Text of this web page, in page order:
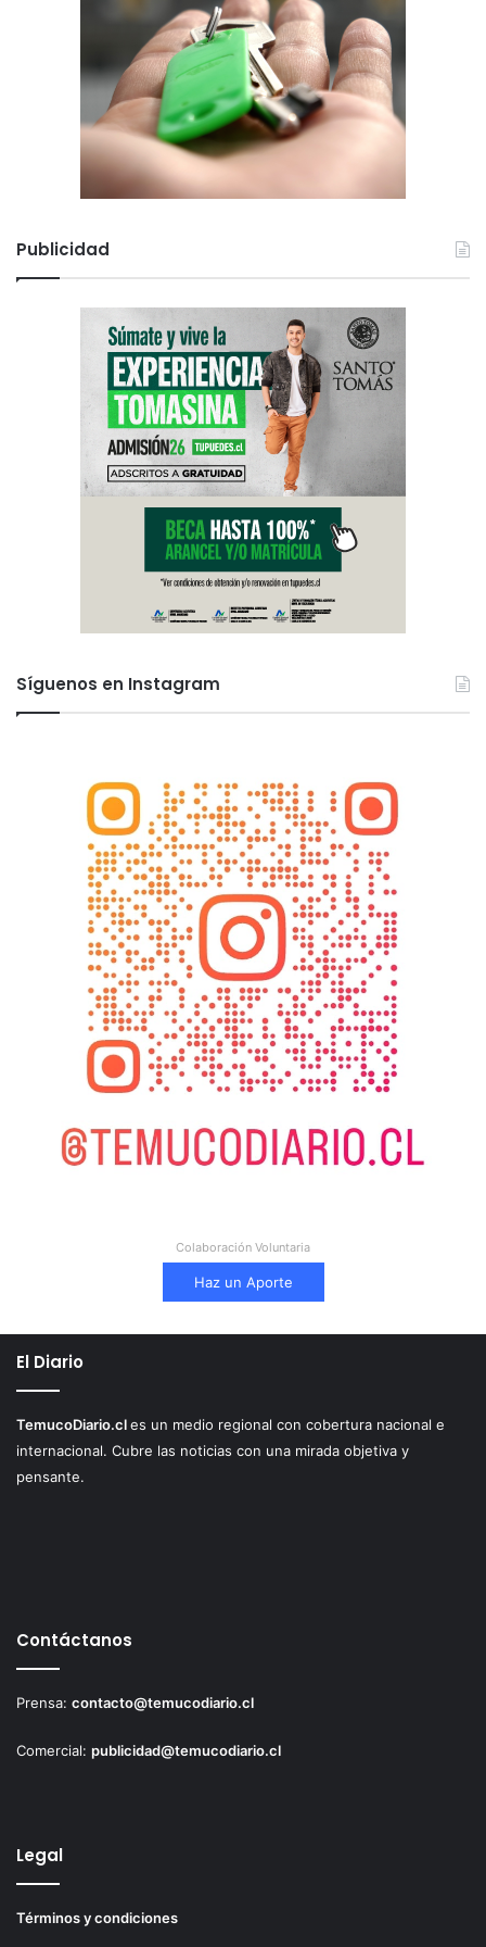
Publicidad
Síguenos en Instagram
Colaboración Voluntaria
Haz un Aporte
El Diario
TemucoDiario.cles un medio regional con cobertura nacional e
internacional. Cubre las noticias con una mirada objetiva y
pensante.
Contáctanos
Prensa: contacto@temucodiario.cl
Comercial: publicidad@temucodiario.cl
Legal
Términos y condiciones